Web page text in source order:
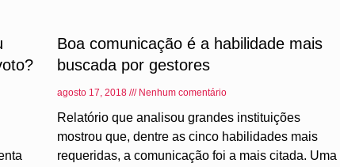
Boa comunicação é a habilidade mais
buscada por gestores
agosto 17, 2018 Nenhum comentário
Relatório que analisou grandes instituições
mostrou que, dentre as cinco habilidades mais
requeridas, a comunicação foi a mais citada. Uma